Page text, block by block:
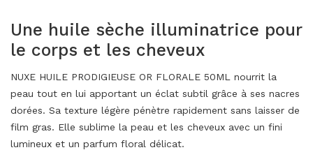
Une huile sèche illuminatrice pour
le corps et les cheveux
NUXE HUILE PRODIGIEUSE OR FLORALE 50ML nourrit la
peau tout en lui apportant un éclat subtil grâce à ses nacres
dorées. Sa texture légère pénètre rapidement sans laisser de
film gras. Elle sublime la peau et les cheveux avec un fini
lumineux et un parfum floral délicat.